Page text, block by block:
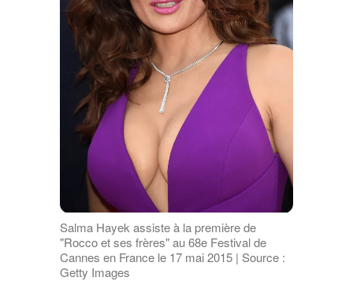
Salma Hayek assiste à la première de
"Rocco et ses frères" au 68e Festival de
Cannes en France le 17 mai 2015 | Source :
Getty Images